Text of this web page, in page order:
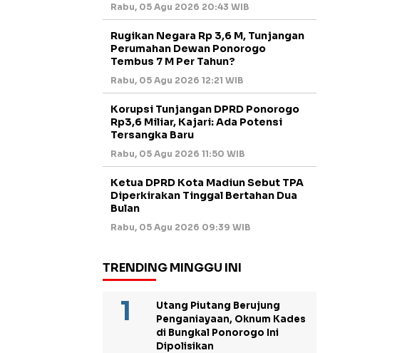
Rabu, 05 Agu 2026 20:43 WIB
Rugikan Negara Rp 3,6 M, Tunjangan
Perumahan Dewan Ponorogo
Tembus 7 M Per Tahun?
Rabu, 05 Agu 2026 12:21 WIB
Korupsi Tunjangan DPRD Ponorogo
Rp3,6 Miliar, Kajari: Ada Potensi
Tersangka Baru
Rabu, 05 Agu 2026 11:50 WIB
Ketua DPRD Kota Madiun Sebut TPA
Diperkirakan Tinggal Bertahan Dua
Bulan
Rabu, 05 Agu 2026 09:39 WIB
TRENDING MINGGU INI
Utang Piutang Berujung
Penganiayaan, Oknum Kades
di Bungkal Ponorogo Ini
Dipolisikan